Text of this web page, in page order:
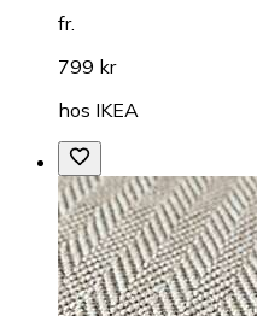
fr.
799 kr
hos IKEA